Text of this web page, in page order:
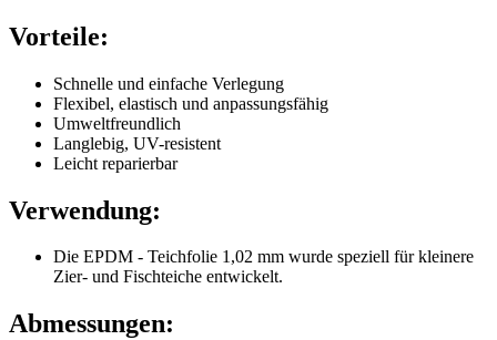
Vorteile:
Schnelle und einfache Verlegung
Flexibel, elastisch und anpassungsfähig
Umweltfreundlich
Langlebig, UV-resistent
Leicht reparierbar
Verwendung:
Die EPDM - Teichfolie 1,02 mm wurde speziell für kleinere
Zier- und Fischteiche entwickelt.
Abmessungen: